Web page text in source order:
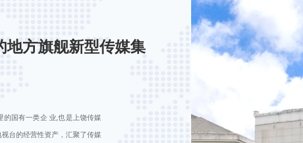
方旗舰新型传媒集
国有一类企 业,也是上饶传媒
台的经营性资产，汇聚了传媒